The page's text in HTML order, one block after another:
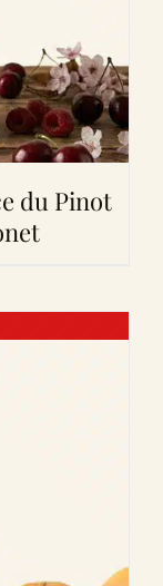
du Pinot